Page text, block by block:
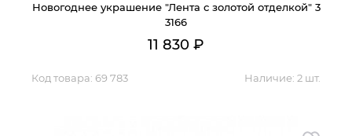
Новогоднее украшение "Лента с золотой отделкой" 3
3166
11 830 ₽
Код товара: 69 783 Наличие: 2 шт.